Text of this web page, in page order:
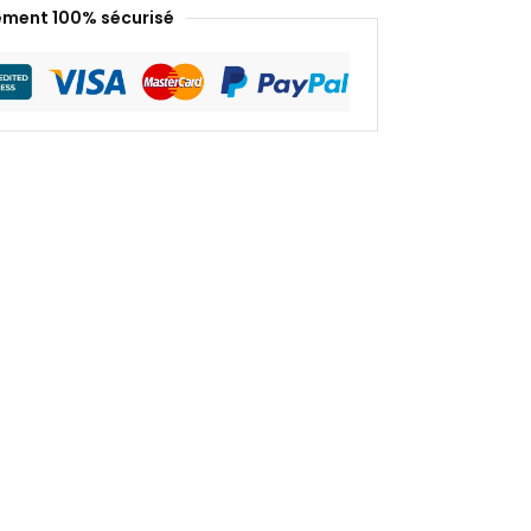
100% sécurisé